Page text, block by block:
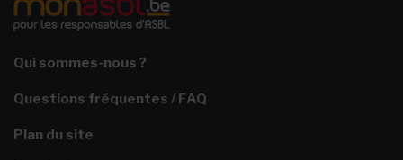
Qui sommes-nous ?
Questions fréquentes / FAQ
Plan du site